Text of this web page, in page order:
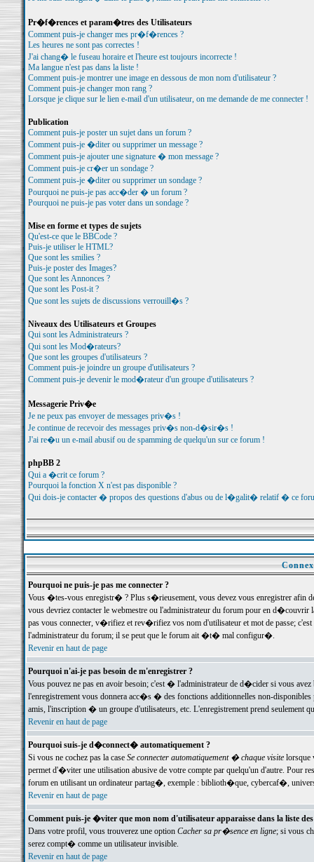
Pr�f�rences et param�tres des Utilisateurs
Comment puis-je changer mes pr�f�rences ?
Les heures ne sont pas correctes !
J'ai chang� le fuseau horaire et l'heure est toujours incorrecte !
Ma langue n'est pas dans la liste !
Comment puis-je montrer une image en dessous de mon nom d'utilisateur ?
Comment puis-je changer mon rang ?
Lorsque je clique sur le lien e-mail d'un utilisateur, on me demande de me connecter !
Publication
Comment puis-je poster un sujet dans un forum ?
Comment puis-je �diter ou supprimer un message ?
Comment puis-je ajouter une signature � mon message ?
Comment puis-je cr�er un sondage ?
Comment puis-je �diter ou supprimer un sondage ?
Pourquoi ne puis-je pas acc�der � un forum ?
Pourquoi ne puis-je pas voter dans un sondage ?
Mise en forme et types de sujets
Qu'est-ce que le BBCode ?
Puis-je utiliser le HTML?
Que sont les smilies ?
Puis-je poster des Images?
Que sont les Annonces ?
Que sont les Post-it ?
Que sont les sujets de discussions verrouill�s ?
Niveaux des Utilisateurs et Groupes
Qui sont les Administrateurs ?
Qui sont les Mod�rateurs?
Que sont les groupes d'utilisateurs ?
Comment puis-je joindre un groupe d'utilisateurs ?
Comment puis-je devenir le mod�rateur d'un groupe d'utilisateurs ?
Messagerie Priv�e
Je ne peux pas envoyer de messages priv�s !
Je continue de recevoir des messages priv�s non-d�sir�s !
J'ai re�u un e-mail abusif ou de spamming de quelqu'un sur ce forum !
phpBB 2
Qui a �crit ce forum ?
Pourquoi la fonction X n'est pas disponible ?
Qui dois-je contacter � propos des questions d'abus ou de l�galit� relatif � ce
Pourquoi ne puis-je pas me connecter ?
Vous �tes-vous enregistr� ? Plus s�rieusement, vous devez vous enregistrer
vous devriez contacter le webmestre ou l'administrateur du forum pour en
pas vous connecter, v�rifiez et rev�rifiez vos nom d'utilisateur et mot de passe;
l'administrateur du forum; il se peut que le forum ait �t� mal configur�.
Revenir en haut de page
Pourquoi n'ai-je pas besoin de m'enregistrer ?
Vous pouvez ne pas en avoir besoin; c'est � l'administrateur de d�cider si vous
l'enregistrement vous donnera acc�s � des fonctions additionnelles non-
amis, l'inscription � un groupe d'utilisateurs, etc. L'enregistrement prend seulement
Revenir en haut de page
Pourquoi suis-je d�connect� automatiquement ?
Si vous ne cochez pas la case Se connecter automatiquement � chaque visitelorsque
permet d'�viter une utilisation abusive de votre compte par quelqu'un d'autre. Pour
forum en utilisant un ordinateur partag�, exemple : biblioth�que, cybercaf�,
Revenir en haut de page
Comment puis-je �viter que mon nom d'utilisateur apparaisse dans la liste
Dans votre profil, vous trouverez une option Cacher sa pr�sence en ligne; si vous
serez compt� comme un utilisateur invisible.
Revenir en haut de page